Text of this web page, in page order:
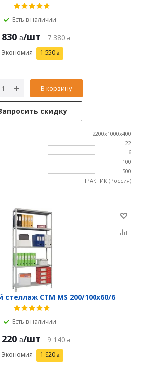
Есть в наличии
830 /шт 7 380
Экономия 1 550
В корзину
скидку
2200x1000x400
22
6
100
500
ПРАКТИК (Россия)
СТМ MS 200/100х60/6
Есть в наличии
220 /шт 9 140
Экономия 1 920